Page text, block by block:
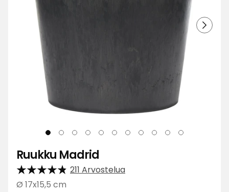
Ruukku Madrid
211 Arvostelua
Ø 17x15,5 cm